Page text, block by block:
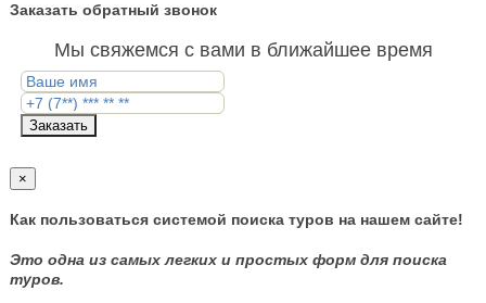
Заказать обратный звонок
Мы свяжемся с вами в ближайшее время
Заказать
×
Как пользоваться системой поиска туров на нашем сайте!
Это одна из самых легких и простых форм для поиска
туров.